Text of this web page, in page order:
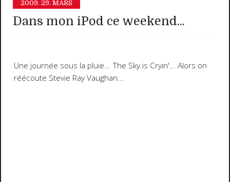
2009. 29. MARS
Dans mon iPod ce weekend...
Une journée sous la pluie... The Sky is Cryin'... Alors on
réécoute Stevie Ray Vaughan...